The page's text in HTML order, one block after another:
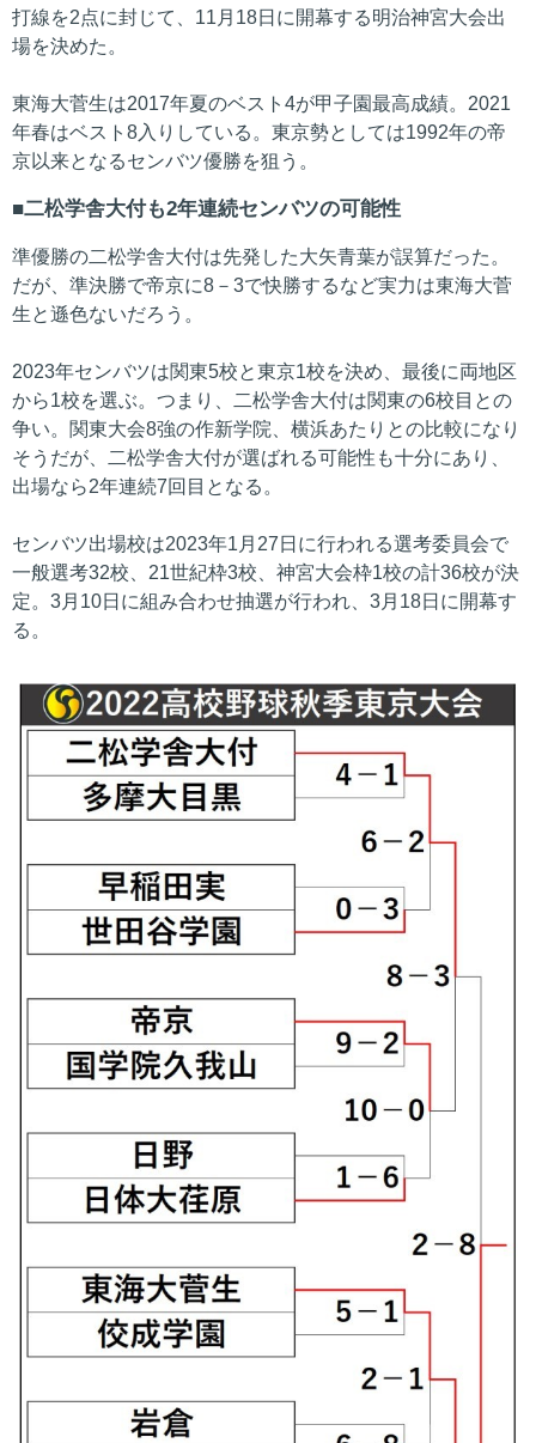
打線を2点に封じて、11月18日に開幕する明治神宮大会出
場を決めた。
東海大菅生は2017年夏のベスト4が甲子園最高成績。2021
年春はベスト8入りしている。東京勢としては1992年の帝
京以来となるセンバツ優勝を狙う。
二松学舎大付も2年連続センバツの可能性
準優勝の二松学舎大付は先発した大矢青葉が誤算だった。
だが、準決勝で帝京に8－3で快勝するなど実力は東海大菅
生と遜色ないだろう。
2023年センバツは関東5校と東京1校を決め、最後に両地区
から1校を選ぶ。つまり、二松学舎大付は関東の6校目との
争い。関東大会8強の作新学院、横浜あたりとの比較になり
そうだが、二松学舎大付が選ばれる可能性も十分にあり、
出場なら2年連続7回目となる。
センバツ出場校は2023年1月27日に行われる選考委員会で
一般選考32校、21世紀枠3校、神宮大会枠1校の計36校が決
定。3月10日に組み合わせ抽選が行われ、3月18日に開幕す
る。